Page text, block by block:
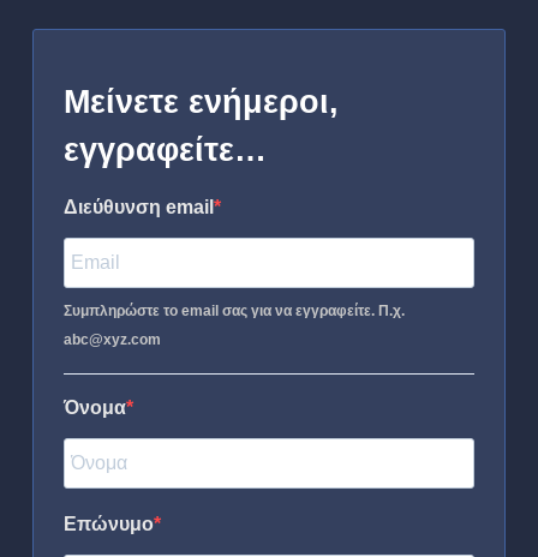
Μείνετε ενήμεροι,
εγγραφείτε…
Διεύθυνση email
Συμπληρώστε το email σας για να εγγραφείτε. Π.χ.
abc@xyz.com
Όνομα
Επώνυμο